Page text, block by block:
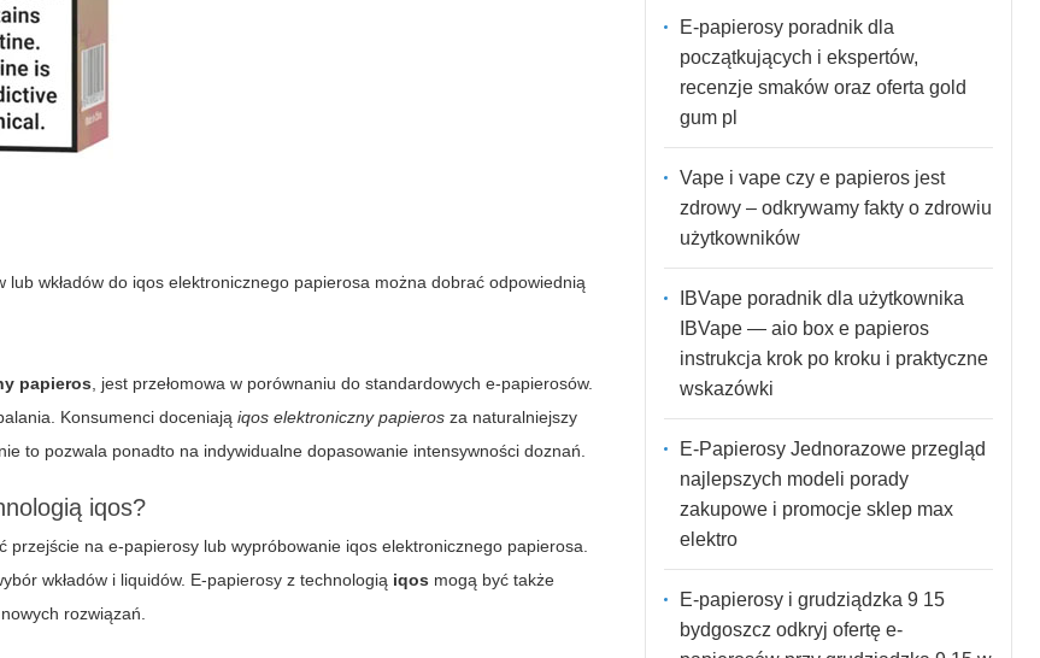
lub wkładów do iqos elektronicznego papierosa można dobrać odpowiednią
papieros , jest przełomowa w porównaniu do standardowych e-papierosów.
Konsumenci doceniająiqos elektroniczny papieros za naturalniejszy
to pozwala ponadto na indywidualne dopasowanie intensywności doznań.
iqos?
przejście nae-papierosy lub wypróbowanie iqos elektronicznego papierosa
wkładów i liquidów. E-papierosy z technologią iqos mogą być także
rozwiązań.
E-papierosy poradnik dla
początkujących i ekspertów,
recenzje smaków oraz oferta gold
gum pl
Vape i vape czy e papieros jest
zdrowy – odkrywamy fakty o zdrowiu
użytkowników
IBVape poradnik dla użytkownika
IBVape — aio box e papieros
instrukcja krok po kroku i praktyczne
wskazówki
E-Papierosy Jednorazowe przegląd
najlepszych modeli porady
zakupowe i promocje sklep max
elektro
E-papierosy i grudziądzka 9 15
bydgoszcz odkryj ofertę e-